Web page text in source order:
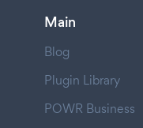
Main
Blog
Plugin Library
POWR Business